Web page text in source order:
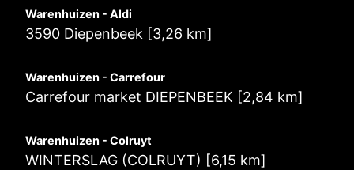
Warenhuizen - Aldi
3590 Diepenbeek [3,26 km]
Warenhuizen - Carrefour
Carrefour market DIEPENBEEK [2,84 km]
Warenhuizen - Colruyt
WINTERSLAG (COLRUYT) [6,15 km]